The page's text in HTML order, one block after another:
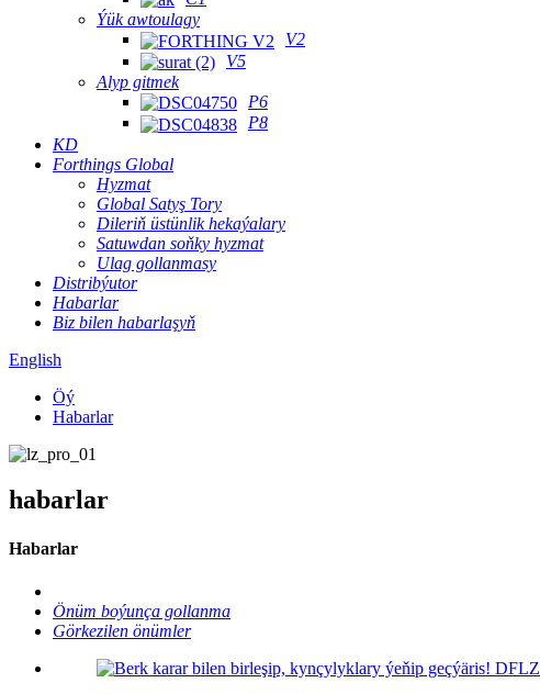
Ýük awtoulagy
V2
V5
Alyp gitmek
P6
P8
KD
Forthings Global
Hyzmat
Global Satyş Tory
Dileriň üstünlik hekaýalary
Satuwdan soňky hyzmat
Ulag gollanmasy
Distribýutor
Habarlar
Biz bilen habarlaşyň
English
Öý
Habarlar
habarlar
Habarlar
Önüm boýunça gollanma
Görkezilen önümler